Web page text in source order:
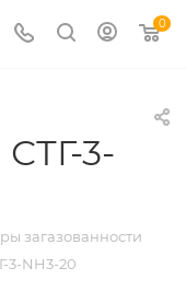
0
3-
загазованности
3-NH3-20